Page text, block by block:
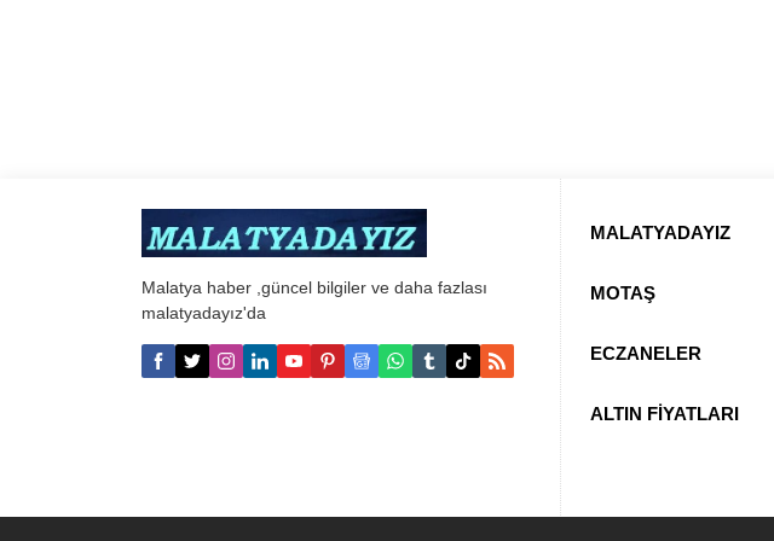
Malatya haber ,güncel bilgiler ve daha fazlası
malatyadayız'da
MALATYADAYIZ
MOTAŞ
ECZANELER
ALTIN FİYATLARI